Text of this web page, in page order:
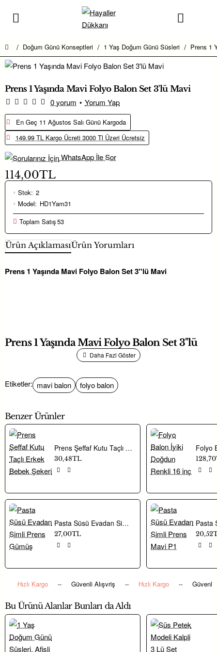
Doğum Günü Konseptleri 1 Yaş Doğum Günü Süsleri Prens 1
Prens 1 Yaşında Mavi Folyo Balon Set 3'lü Mavi
En Geç 11 Ağustos Salı Günü Kargoda
149.99 TL Kargo Ücreti 3000 Tl Üzeri Ücretsiz
WhatsApp İle Sor
0 yorum • Yorum Yap
114,00TL
Stok: 2
Model: HD1Yam31
Toplam Satış53
Ürün AçıklamasıÜrün Yorumları
Prens 1 Yaşında Mavi Folyo Balon Set 3''lü Mavi
Prens 1 Yaşında Mavi Folyo Balon Set 3''lü
• 1.Yaş Doğum Günü Organizasyonlarınıza
renkli bir dokunuş katmak için harika bir
üründür!.
• Prens 1 Yaşında Mavi Folyo Balon ile
doğum günü partisini büyüleyici bir şekilde
dekore edin!.
• 1 Rakam Mavi Folyo Balon, metalik
Etiketler: mavi balon folyo balon
Benzer Ürünler
Prens Şeffaf Kutu Taçlı Erkek Bebek Şekeri
30,48TL
Pasta Süsü Evadan Simli Prens Gümüş
27,00TL
Hızlı Kargo -- Güvenli Alışvriş -- Hızlı Kargo -- Güvenli
Bu Ürünü Alanlar Bunları da Aldı